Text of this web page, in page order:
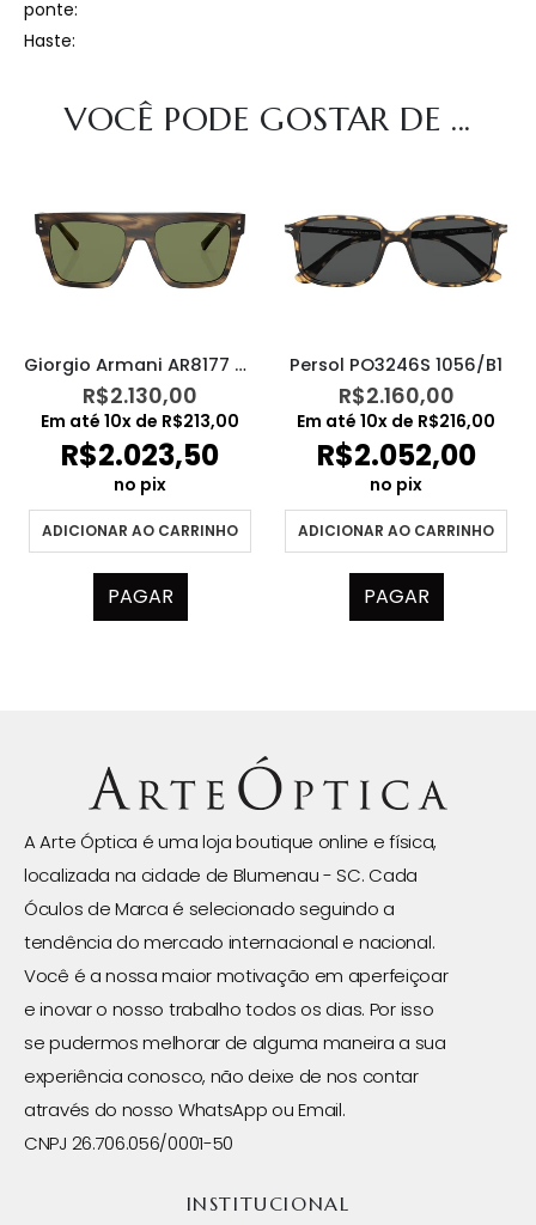
ponte:
Haste:
VOCÊ PODE GOSTAR DE ...
Giorgio Armani AR8177 5409/2A
R$2.130,00
Em até 10x de R$213,00
R$2.023,50
no pix
ADICIONAR AO CARRINHO
PAGAR
Persol PO3246S 1056/B1
R$2.160,00
Em até 10x de R$216,00
R$2.052,00
no pix
ADICIONAR AO CARRINHO
PAGAR
A Arte Óptica é uma loja boutique online e física,
localizada na cidade de Blumenau - SC. Cada
Óculos de Marca é selecionado seguindo a
tendência do mercado internacional e nacional.
Você é a nossa maior motivação em aperfeiçoar
e inovar o nosso trabalho todos os dias. Por isso
se pudermos melhorar de alguma maneira a sua
experiência conosco, não deixe de nos contar
através do nosso WhatsApp ou Email.
CNPJ 26.706.056/0001-50
INSTITUCIONAL